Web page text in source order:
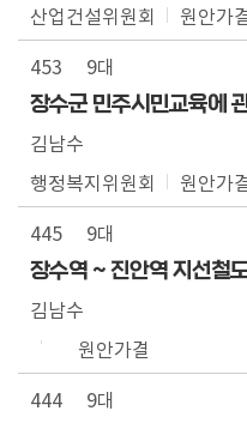
산업건설위원회
원안가
453
9대
장수군 민주시민교육에
김남수
행정복지위원회
원안가
445
9대
장수역 ~ 진안역 지선철
김남수
원안가결
444
9대